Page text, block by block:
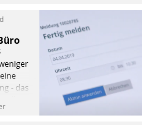
einen eigenen Kanal
- das